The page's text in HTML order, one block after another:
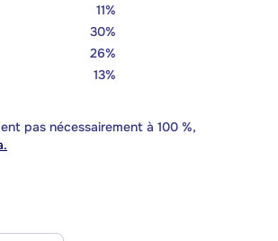
11%
30%
26%
13%
pas nécessairement à 100 %,